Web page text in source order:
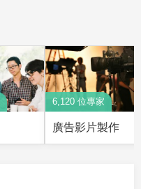
6,120 位專家
廣告影片製作